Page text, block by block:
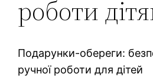
роботи
Подарунки-обереги:
ручної роботи для дітей